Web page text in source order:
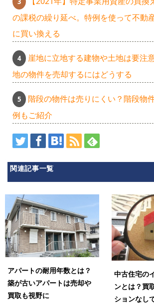
の課税の繰り延べ。特例を使って不動
に買い換える
崖地に立地する建物や土地は要注
地の物件を売却するにはどうする
階段の物件は売りにくい？階段物
例もご紹介
関連記事一覧
アパートの耐用年数とは？
築が古いアパートは売却や
買取も視野に
中古住宅の
ンとは？買
ションなし